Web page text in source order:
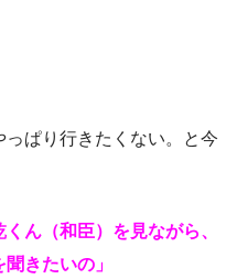
ぱり行きたくない。と今
ん（和臣）を見ながら、
きたいの」